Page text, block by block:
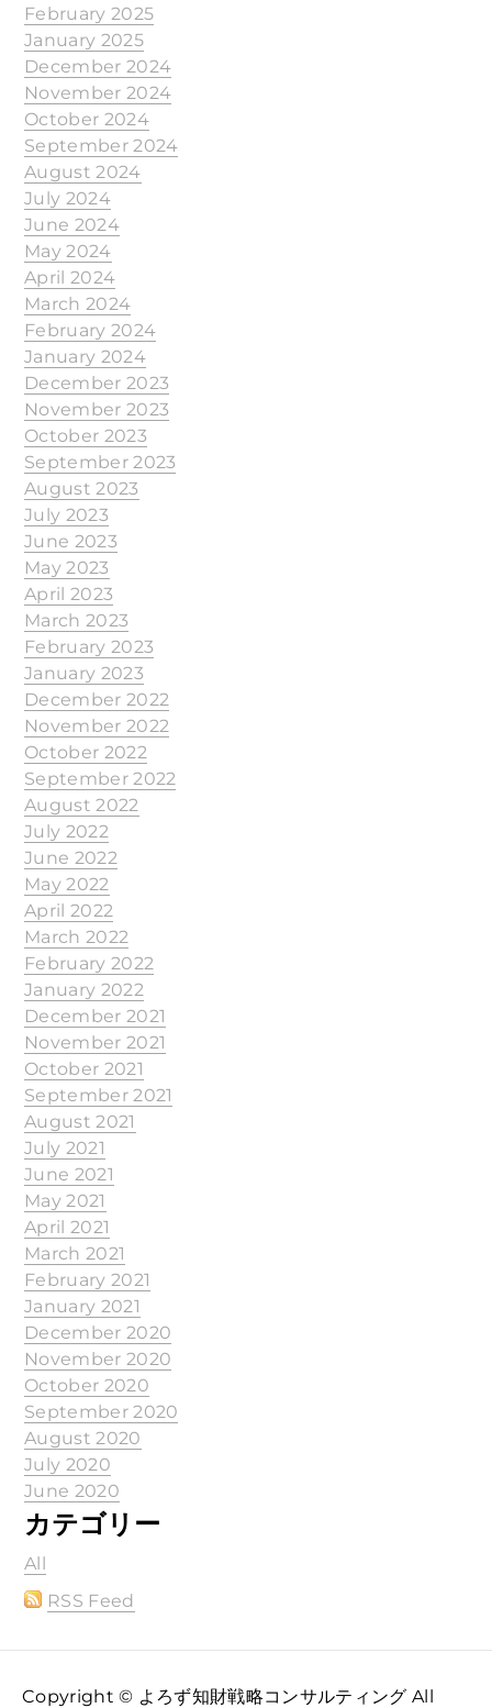
February 2025
January 2025
December 2024
November 2024
October 2024
September 2024
August 2024
July 2024
June 2024
May 2024
April 2024
March 2024
February 2024
January 2024
December 2023
November 2023
October 2023
September 2023
August 2023
July 2023
June 2023
May 2023
April 2023
March 2023
February 2023
January 2023
December 2022
November 2022
October 2022
September 2022
August 2022
July 2022
June 2022
May 2022
April 2022
March 2022
February 2022
January 2022
December 2021
November 2021
October 2021
September 2021
August 2021
July 2021
June 2021
May 2021
April 2021
March 2021
February 2021
January 2021
December 2020
November 2020
October 2020
September 2020
August 2020
July 2020
June 2020
カテゴリー
All
RSS Feed
Copyright © よろず知財戦略コンサルティング All